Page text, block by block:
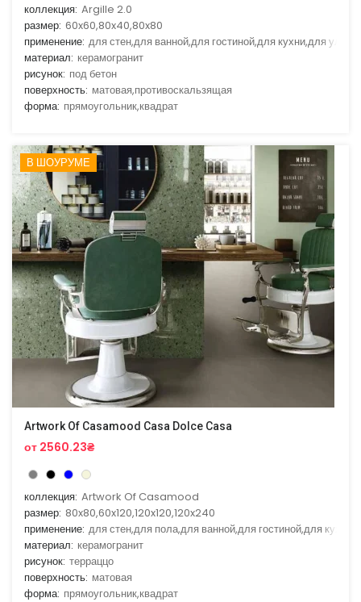
коллекция: Argille 2.0
размер: 60x60,80x40,80x80
применение: для стен,для ванной,для гостиной,для кухни,для улицы
материал: керамогранит
рисунок: под бетон
поверхность: матовая,противоскальзящая
форма: прямоугольник,квадрат
В ШОУРУМЕ
Artwork Of Casamood Casa Dolce Casa
от 2560.23₴
коллекция: Artwork Of Casamood
размер: 80x80,60x120,120x120,120x240
применение: для стен,для пола,для ванной,для гостиной,для кухни
материал: керамогранит
рисунок: терраццо
поверхность: матовая
форма: прямоугольник,квадрат